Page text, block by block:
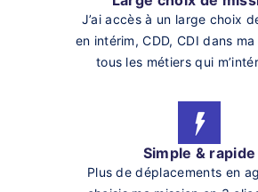
J’ai accès à un large choix
en intérim, CDD, CDI dans
tous les métiers qui
Simple & rapide
Plus de déplacements en